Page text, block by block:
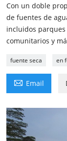
Con un doble
de fuentes de
incluidos parques
comunitarios y
fuente seca en
 Email